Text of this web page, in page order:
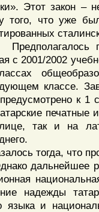
Этот закон –
того, что уже
с 2001/2002
классе.
к 1
печатные
так и на
тогда, что
дальнейшее
надежды
языка и